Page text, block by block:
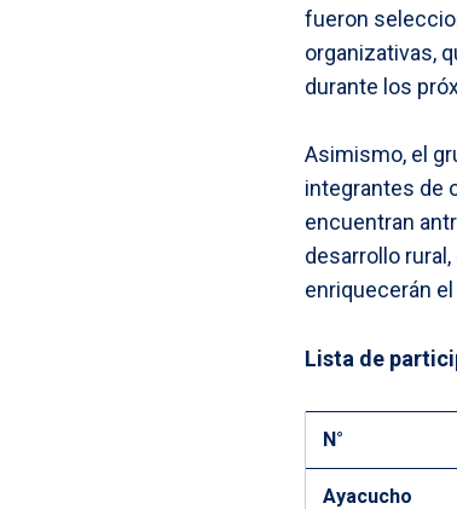
fueron
organizativas,
durante los
Asimismo, el
integrantes de
encuentran
desarrollo
enriquecerán
Lista de
N°
Ayacucho